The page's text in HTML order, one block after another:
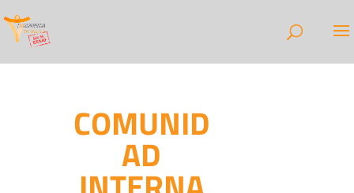
COMUNID
AD